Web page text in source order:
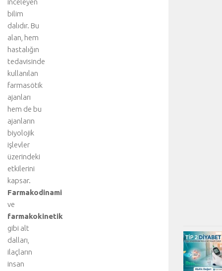
inceleyen
bilim
dalıdır. Bu
alan, hem
hastalığın
tedavisinde
kullanılan
farmasötik
ajanları
hem de bu
ajanların
biyolojik
işlevler
üzerindeki
etkilerini
kapsar.
Farmakodinami
ve
farmakokinetik
gibi alt
dalları,
ilaçların
insan